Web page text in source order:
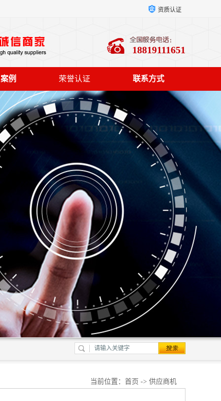
资质认证
18819111651
例 荣誉认证 联系方式
当前位置： 首页 -> 供应商机